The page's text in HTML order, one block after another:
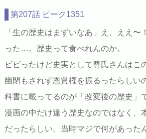
第207話 ピーク1351
「生の歴史はまずいなあ」え、ええ〜
った…。歴史って食べれんのか。
ビビったけど史実として尊氏さんはこ
幽閉もされず恩賞権を振るったらしい
科書に載ってるのが「改変後の歴史」
漫画の中だけ違う歴史なのではなく、
だったらしい。当時マジで何があった